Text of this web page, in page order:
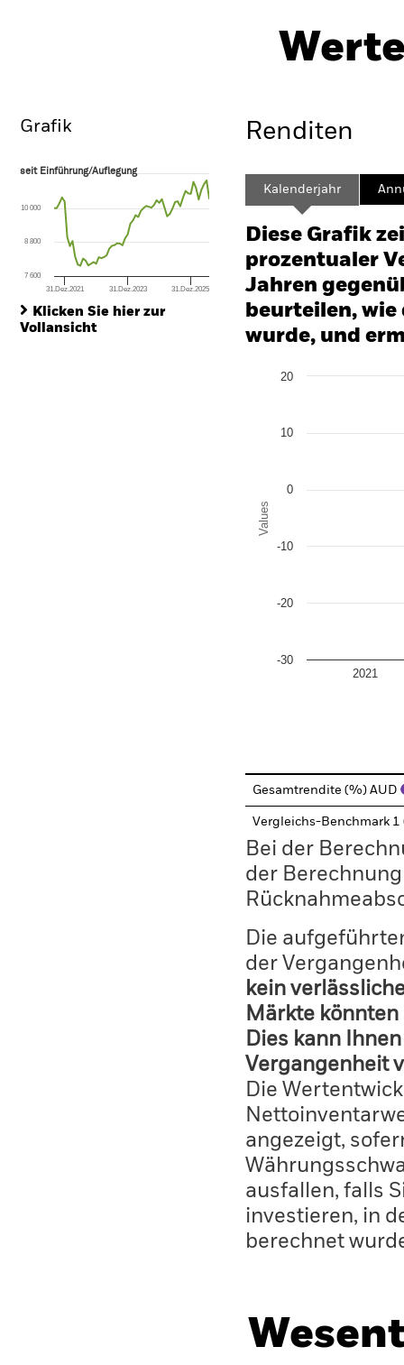
Grafik
seit Einführung/Auflegung
The chart has 1 X axis displaying Time. Range: 2021-08-31 00:00:00 to
The chart has 1 Y axis displaying values. Range: -24 to 12.
seit Einführung/Auflegung
31.Dez.2021 31.Dez.2023 31.Dez.2025
7 600
8 800
10 000
Klicken Sie hier zur
Vollansicht
Renditen
Kalenderjahr
Diese Grafik
prozentualer
Jahren
beurteilen,
wurde, und
Bar chart with 2 data
Values
2021
-30
-20
-10
0
10
20
Gesamtrendite (%) AUD
Vergleichs-Benchmark 1
Bei der
der
Die
der
kein
Märkte
Dies kann
Vergangenheit
Die
angezeigt,
ausfallen, falls
investieren, in
berechnet